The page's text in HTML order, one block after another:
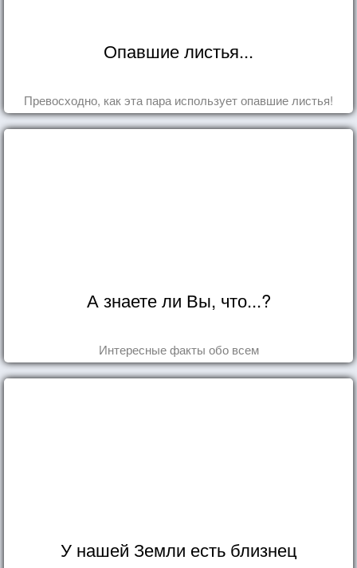
Опавшие листья...
Превосходно, как эта пара использует опавшие листья!
А знаете ли Вы, что...?
Интересные факты обо всем
У нашей Земли есть близнец